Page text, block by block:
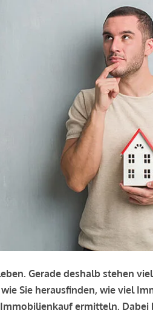
Gerade deshalb stehen
Sie herausfinden, wie viel
ermitteln.